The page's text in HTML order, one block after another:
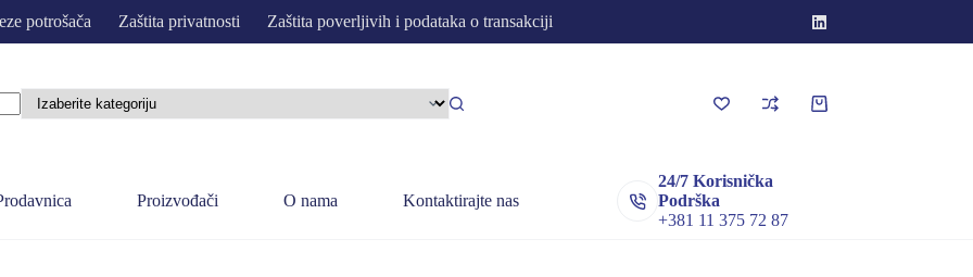
potrošača Zaštita privatnosti Zaštita poverljivih i podataka o transakciji
Korpa
Proizvođači O nama Kontaktirajte nas
24/7 Korisnička
Podrška
+381 11 375 72 87